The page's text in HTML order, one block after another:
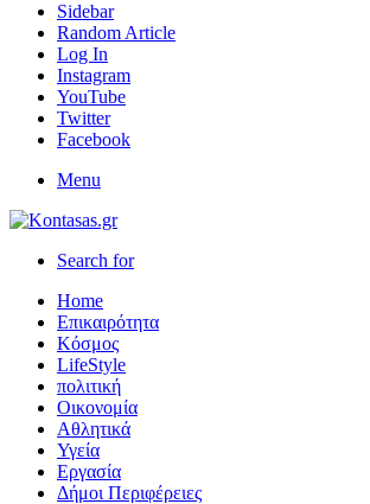
Sidebar
Random Article
Log In
Instagram
YouTube
Twitter
Facebook
Menu
Search for
Home
Επικαιρότητα
Κόσμος
LifeStyle
πολιτική
Οικονομία
Αθλητικά
Υγεία
Εργασία
Δήμοι Περιφέρειες